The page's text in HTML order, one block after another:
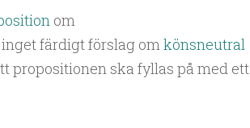
om
färdigt förslag omkönsneutral
propositionen ska fyllas på med ett